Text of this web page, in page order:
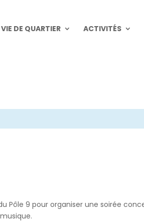
VIE DE QUARTIER ACTIVITÉS
Pôle 9 pour organiser une soirée